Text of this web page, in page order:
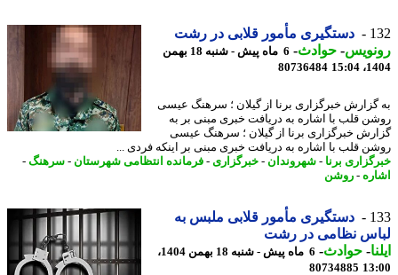
دستگیری مأمور قلابی در رشت
-حوادث -
6 ماه پیش - شنبه 18 بهمن
80736484
خبرگزاری برنا از گیلان ؛ سرهنگ عیسی
قلب با اشاره به دریافت خبری مبنی بر به
خبرگزاری برنا از گیلان ؛ سرهنگ عیسی
قلب با اشاره به دریافت خبری مبنی بر اینکه فردی ...
برنا-شهروندان- خبرگزاری - فرمانده انتظامی شهرستان-سرهنگ -
-روشن
دستگیری مأمور قلابی ملبس به
نظامی در رشت
-حوادث -
6 ماه پیش - شنبه 18 بهمن 1404،
80734885